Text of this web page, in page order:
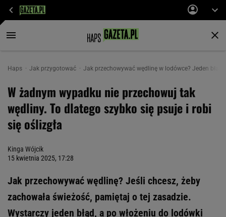
Haps Jak przygotować Jak przechowywać wędlinę w lodówce? Jeden błąd
W żadnym wypadku nie przechowuj tak
wędliny. To dlatego szybko się psuje i robi
się oślizgła
Kinga Wójcik
15 kwietnia 2025, 17:28
Jak przechowywać wędlinę? Jeśli chcesz, żeby
zachowała świeżość, pamiętaj o tej zasadzie.
Wystarczy jeden błąd, a po włożeniu do lodówki